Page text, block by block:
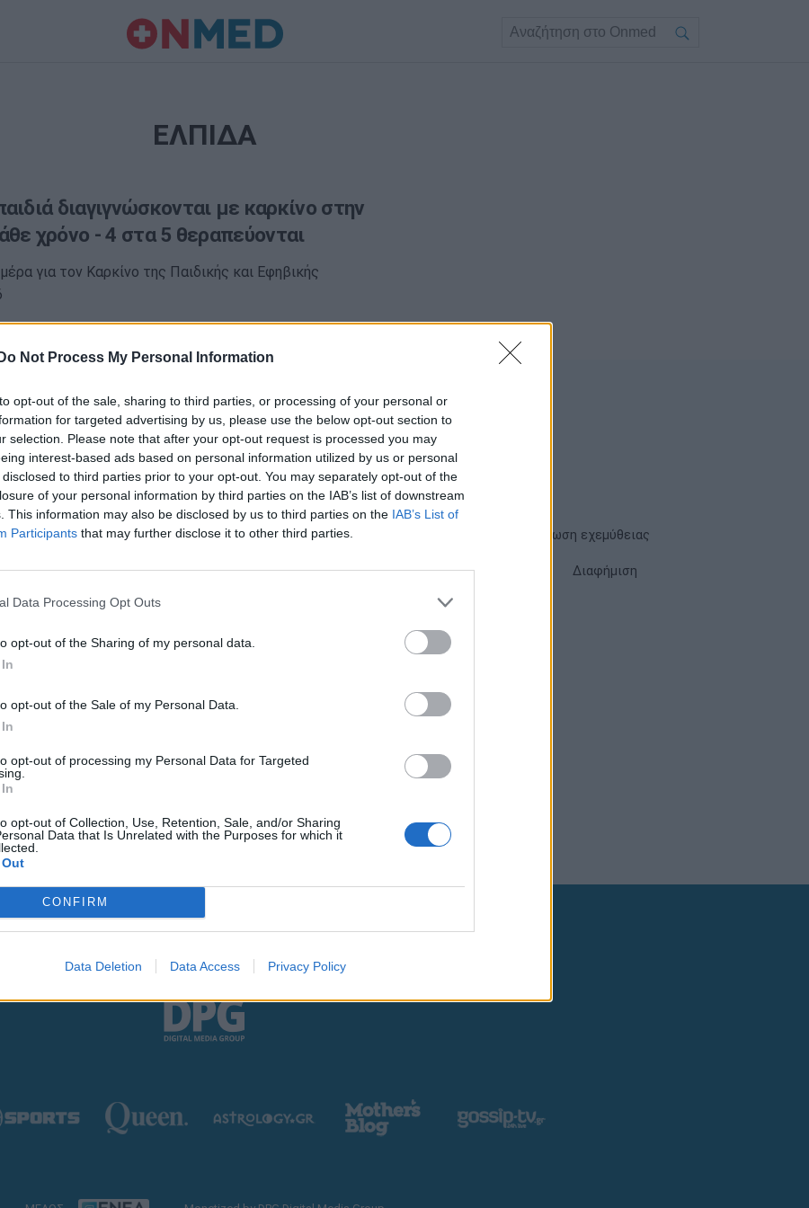
Do Not Process My Personal Information
opt-out of the sale, sharing to third parties, or processing of your personal or
for targeted advertising by us, please use the below opt-out section to
selection. Please note that after your opt-out request is processed you may
interest-based ads based on personal information utilized by us or personal
to third parties prior to your opt-out. You may separately opt-out of the
of your personal information by third parties on the IAB’s list of downstream
This information may also be disclosed by us to third parties on the IAB’s List of
Participants that may further disclose it to other third parties.
Data Processing Opt Outs
opt-out of the Sharing of my personal data.
opt-out of the Sale of my Personal Data.
opt-out of processing my Personal Data for Targeted
opt-out of Collection, Use, Retention, Sale, and/or Sharing
Data that Is Unrelated with the Purposes for which it
CONFIRM
Data Deletion Data Access Privacy Policy
ΕΛΠΙΔΑ
διαγιγνώσκονται με καρκίνο στην
χρόνο - 4 στα 5 θεραπεύονται
για τον Καρκίνο της Παιδικής και Εφηβικής
και τη
του ιστοτόπου της
υπό την εποπτεία γονέα ή κηδεμόνα ή επιτρόπου
Ταυτότητα Δήλωση εχεμύθειας
Ρυθμίσεις Cookies Διαφήμιση